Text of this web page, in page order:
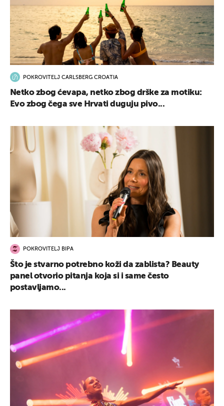
POKROVITELJ CARLSBERG CROATIA
Netko zbog ćevapa, netko zbog drške za motiku:
Evo zbog čega sve Hrvati duguju pivo...
POKROVITELJ BIPA
Što je stvarno potrebno koži da zablista? Beauty
panel otvorio pitanja koja si i same često
postavljamo...